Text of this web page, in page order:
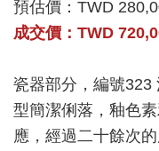
預估價：TWD
成交價：TWD
瓷器部分，編號323
型簡潔俐落，釉色
應，經過二十餘次